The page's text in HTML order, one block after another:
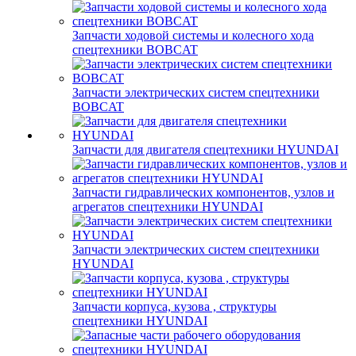
Запчасти ходовой системы и колесного хода
спецтехники BOBCAT
Запчасти электрических систем спецтехники
BOBCAT
Запчасти для двигателя спецтехники HYUNDAI
Запчасти гидравлических компонентов, узлов и
агрегатов спецтехники HYUNDAI
Запчасти электрических систем спецтехники
HYUNDAI
Запчасти корпуса, кузова , структуры
спецтехники HYUNDAI